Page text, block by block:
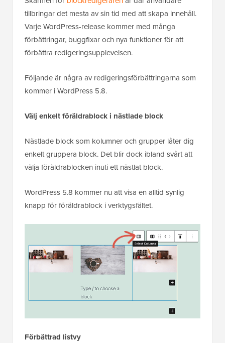
tillbringar det mesta av sin tid med att skapa innehåll.
Varje WordPress-release kommer med många
förbättringar, buggfixar och nya funktioner för att
förbättra redigeringsupplevelsen.
Följande är några av redigeringsförbättringarna som
kommer i WordPress 5.8.
Välj enkelt föräldrablock i nästlade block
Nästlade block som kolumner och grupper låter dig
enkelt gruppera block. Det blir dock ibland svårt att
välja föräldrablocken inuti ett nästlat block.
WordPress 5.8 kommer nu att visa en alltid synlig
knapp för föräldrablock i verktygsfältet.
Förbättrad listvy